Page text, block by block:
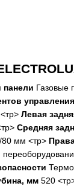
панели Газовые
управления
Левая
Средняя
80 мм <тр>
мм520